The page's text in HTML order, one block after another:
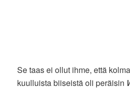
Se taas ei ollut ihme, että
kuulluista biiseistä oli peräisin